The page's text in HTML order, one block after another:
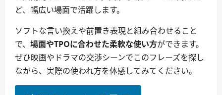
ど、幅広い場面で活躍します。
ソフトな言い換えや前置き表現と組み合わせること
で、 場面やTPOに合わせた柔軟な使い方ができます。
ぜひ映画やドラマの交渉シーンでこのフレーズを探し
ながら、実際の使われ方を体感してみてください。